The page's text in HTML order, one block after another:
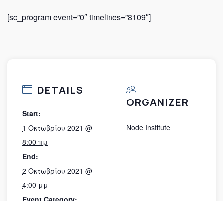
[sc_program event=”0″ timelines=”8109″]
DETAILS
Start:
1 Οκτωβρίου 2021 @
8:00 πμ
End:
2 Οκτωβρίου 2021 @
4:00 μμ
ORGANIZER
Node Institute